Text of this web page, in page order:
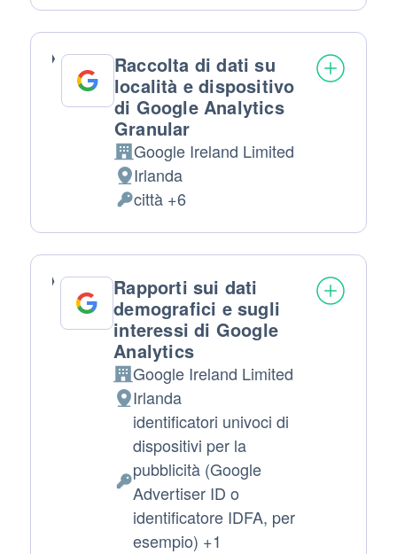
Raccolta di dati su
località e dispositivo
di Google Analytics
Granular
Azienda:
Google Ireland Limited
Luogo del trattamento:
Irlanda
Dati Personali trattati:
città +6
Rapporti sui dati
demografici e sugli
interessi di Google
Analytics
Azienda:
Google Ireland Limited
Luogo del trattamento:
Irlanda
Dati Personali trattati:
identificatori univoci di
dispositivi per la
pubblicità (Google
Advertiser ID o
identificatore IDFA, per
esempio) +1